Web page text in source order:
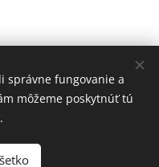
správne fungovanie a
môžeme poskytnúť tú